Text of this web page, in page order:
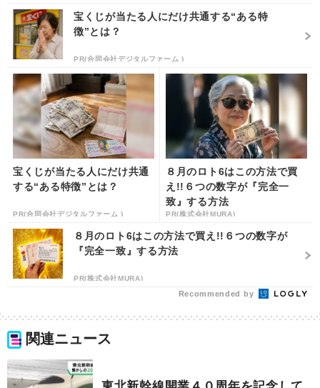
宝くじが当たる人にだけ共通する“ある特
徴”とは？
PR(合同会社デジタルファーム )
宝くじが当たる人にだけ共通
する“ある特徴”とは？
PR(合同会社デジタルファーム )
８月のロト6はこの方法で買
え!!６つの数字が『完全一
致』する方法
PR(株式会社MURA)
８月のロト6はこの方法で買え!!６つの数字が
『完全一致』する方法
PR(株式会社MURA)
Recommended by
関連ニュース